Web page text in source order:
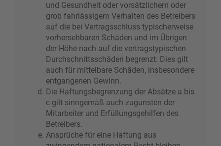
und Gesundheit oder vorsätzlichem oder
grob fahrlässigem Verhalten des Betreibers
auf die bei Vertragsschluss typischerweise
vorhersehbaren Schäden und im Übrigen
der Höhe nach auf die vertragstypischen
Durchschnittsschäden begrenzt. Dies gilt
auch für mittelbare Schäden, insbesondere
entgangenen Gewinn.
Die Haftungsbegrenzung der Absätze a bis
c gilt sinngemäß auch zugunsten der
Mitarbeiter und Erfüllungsgehilfen des
Betreibers.
Ansprüche für eine Haftung aus